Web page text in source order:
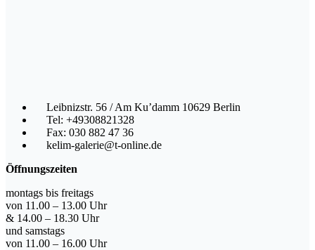
Leibnizstr. 56 / Am Ku’damm 10629 Berlin
Tel: +49308821328
Fax: 030 882 47 36
kelim-galerie@t-online.de
Öffnungszeiten
montags bis freitags
von 11.00 – 13.00 Uhr
& 14.00 – 18.30 Uhr
und samstags
von 11.00 – 16.00 Uhr